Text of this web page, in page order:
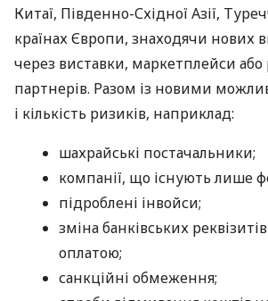
Китаї, Південно-Східної Азії,
країнах Європи, знаходячи нових
через виставки, маркетплейси або
партнерів. Разом із новими
і кількість ризиків, наприклад:
шахрайські постачальники;
компанії, що існують лише
підроблені інвойси;
зміна банківських
оплатою;
санкційні обмеження;